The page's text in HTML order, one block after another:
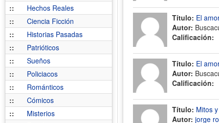
::
Hechos Reales
::
Ciencia Ficción
::
Historias Pasadas
::
Patrióticos
::
Sueños
::
Policiacos
::
Románticos
::
Cómicos
::
Misterios
Título: El
Autor:
Calificación:
Título: El
Autor:
Calificación:
Título: Mitos
Autor: jorge